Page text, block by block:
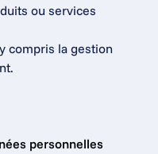
ou services
compris la gestion
personnelles